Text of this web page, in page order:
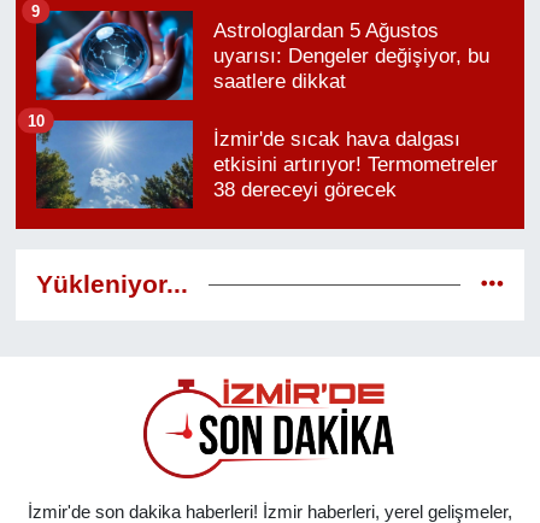
Astrologlardan 5 Ağustos
uyarısı: Dengeler değişiyor, bu
saatlere dikkat
9
İzmir'de sıcak hava dalgası
etkisini artırıyor! Termometreler
38 dereceyi görecek
10
Yükleniyor...
İzmir'de son dakika haberleri! İzmir haberleri, yerel gelişmeler,